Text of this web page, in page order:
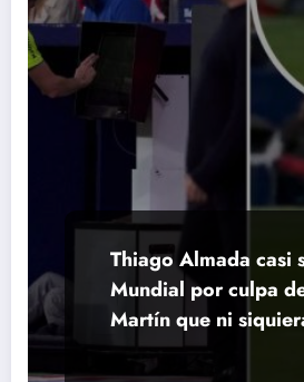
Thiago Almada casi
Mundial por culpa
Martín que ni
expulsado